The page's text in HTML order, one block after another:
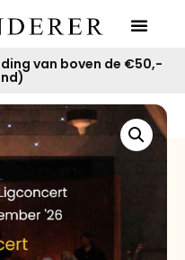
van boven de €50,-